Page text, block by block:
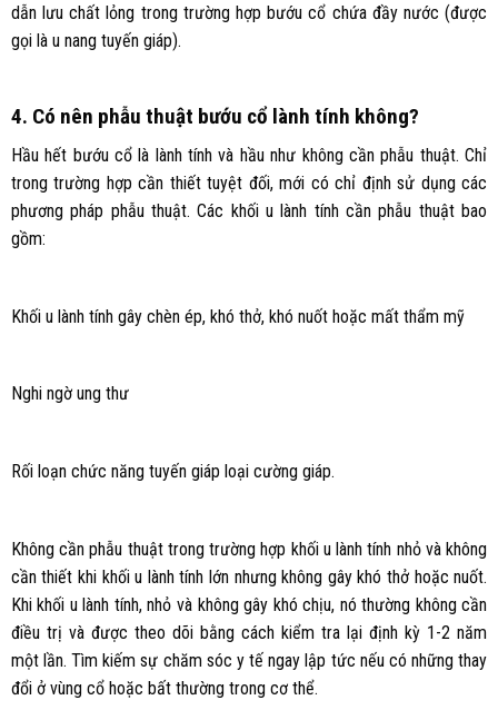
dẫn lưu chất lỏng trong trường hợp bướu cổ chứa đầy nước (được
gọi là u nang tuyến giáp).
4. Có nên phẫu thuật bướu cổ lành tính không?
Hầu hết bướu cổ là lành tính và hầu như không cần phẫu thuật. Chỉ
trong trường hợp cần thiết tuyệt đối, mới có chỉ định sử dụng các
phương pháp phẫu thuật. Các khối u lành tính cần phẫu thuật bao
gồm:
Khối u lành tính gây chèn ép, khó thở, khó nuốt hoặc mất thẩm mỹ
Nghi ngờ ung thư
Rối loạn chức năng tuyến giáp loại cường giáp.
Không cần phẫu thuật trong trường hợp khối u lành tính nhỏ và không
cần thiết khi khối u lành tính lớn nhưng không gây khó thở hoặc nuốt.
Khi khối u lành tính, nhỏ và không gây khó chịu, nó thường không cần
điều trị và được theo dõi bằng cách kiểm tra lại định kỳ 1-2 năm
một lần. Tìm kiếm sự chăm sóc y tế ngay lập tức nếu có những thay
đổi ở vùng cổ hoặc bất thường trong cơ thể.